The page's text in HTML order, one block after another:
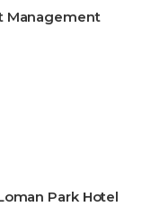
Management
Park Hotel